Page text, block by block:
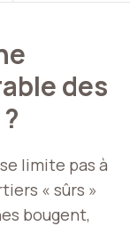
des
limite pas à
« sûrs »
bougent,